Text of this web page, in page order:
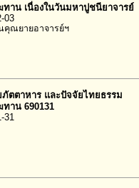
ทาน เนื่องในวันมหาปูชนียาจารย์
03
ณยายอาจารย์ฯ
ตตาหาร และปัจจัยไทยธรรม
ทาน 690131
31